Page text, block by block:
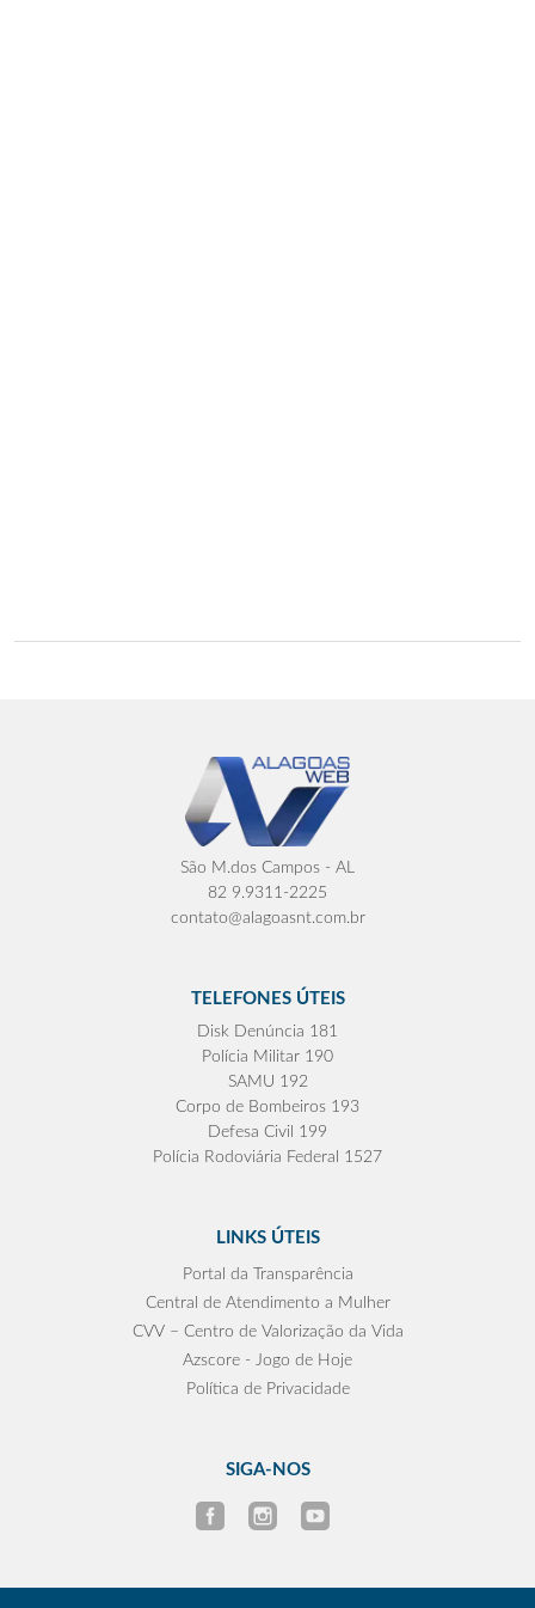
São M.dos Campos - AL
82 9.9311-2225
contato@alagoasnt.com.br
TELEFONES ÚTEIS
Disk Denúncia 181
Polícia Militar 190
SAMU 192
Corpo de Bombeiros 193
Defesa Civil 199
Polícia Rodoviária Federal 1527
LINKS ÚTEIS
Portal da Transparência
Central de Atendimento a Mulher
CVV – Centro de Valorização da Vida
Azscore - Jogo de Hoje
Política de Privacidade
SIGA-NOS